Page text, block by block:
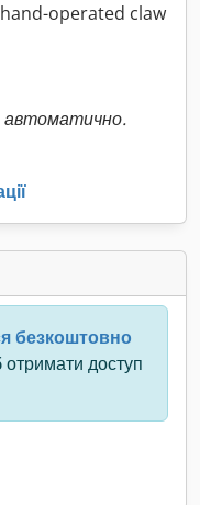
operated claw
автоматично.
безкоштовно
доступ